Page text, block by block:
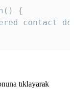
{
contact
tıklayarak